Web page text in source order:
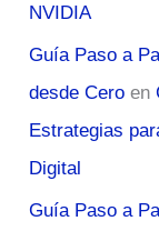
NVIDIA
Guía Paso a
desde Cero en
Estrategias
Digital
Guía Paso a